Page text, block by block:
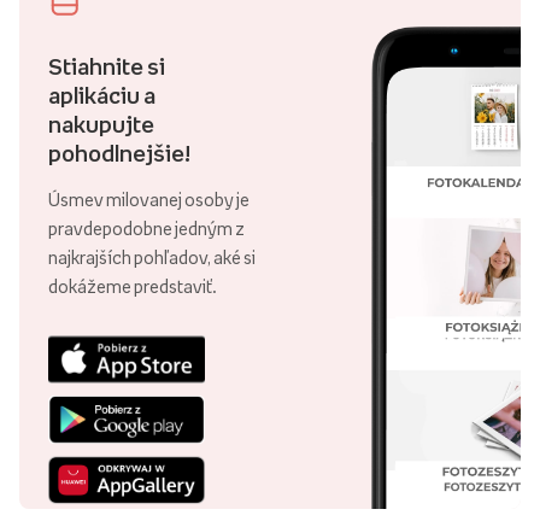
Stiahnite si
aplikáciu a
nakupujte
pohodlnejšie!
Úsmev milovanej osoby je
pravdepodobne jedným z
najkrajších pohľadov, aké si
dokážeme predstaviť.